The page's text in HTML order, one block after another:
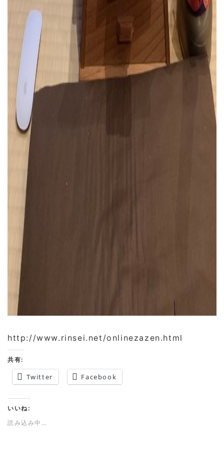
http://www.rinsei.net/onlinezazen.html
共有:
Twitter Facebook
いいね:
読み込み中…